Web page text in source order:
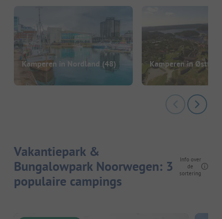
Kamperen in Nordland (48) Kamperen in Østfold
Vakantiepark &
Bungalowpark Noorwegen: 3
populaire campings
Info over
de
sortering